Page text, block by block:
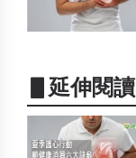
▋延伸閱讀